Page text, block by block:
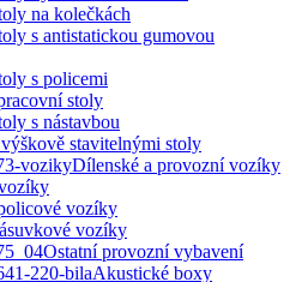
na kolečkách
s antistatickou gumovou
s policemi
stoly
s nástavbou
stavitelnými stoly
Dílenské a provozní vozíky
vozíky
vozíky
Ostatní provozní vybavení
Akustické boxy